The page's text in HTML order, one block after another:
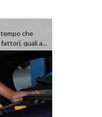
che
quali a...